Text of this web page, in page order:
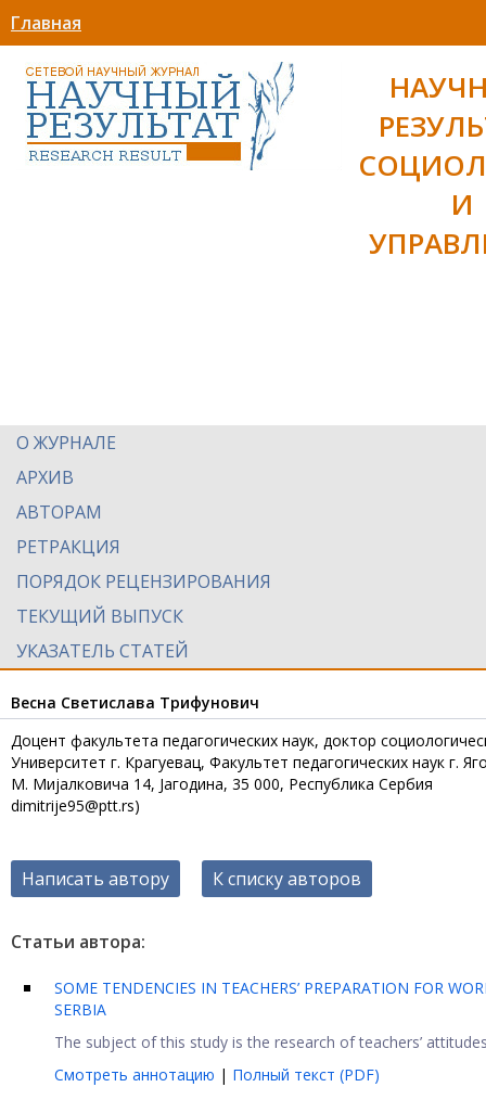
Главная
И
О ЖУРНАЛЕ
АРХИВ
АВТОРАМ
РЕТРАКЦИЯ
ПОРЯДОК РЕЦЕНЗИРОВАНИЯ
ТЕКУЩИЙ ВЫПУСК
УКАЗАТЕЛЬ СТАТЕЙ
Весна Светислава Трифунович
Доцент факультета педагогических наук, доктор
Университет г. Крагуевац, Факультет педагогических наук г.
М. Мијалковича 14, Јагодина, 35 000, Республика Сербия
dimitrije95@ptt.rs)
Написать автору К списку авторов
Статьи автора:
SOME TENDENCIES IN TEACHERS’ PREPARATION FOR
SERBIA
The subject of this study is the research of teachers’
Смотреть аннотацию | Полный текст (PDF)